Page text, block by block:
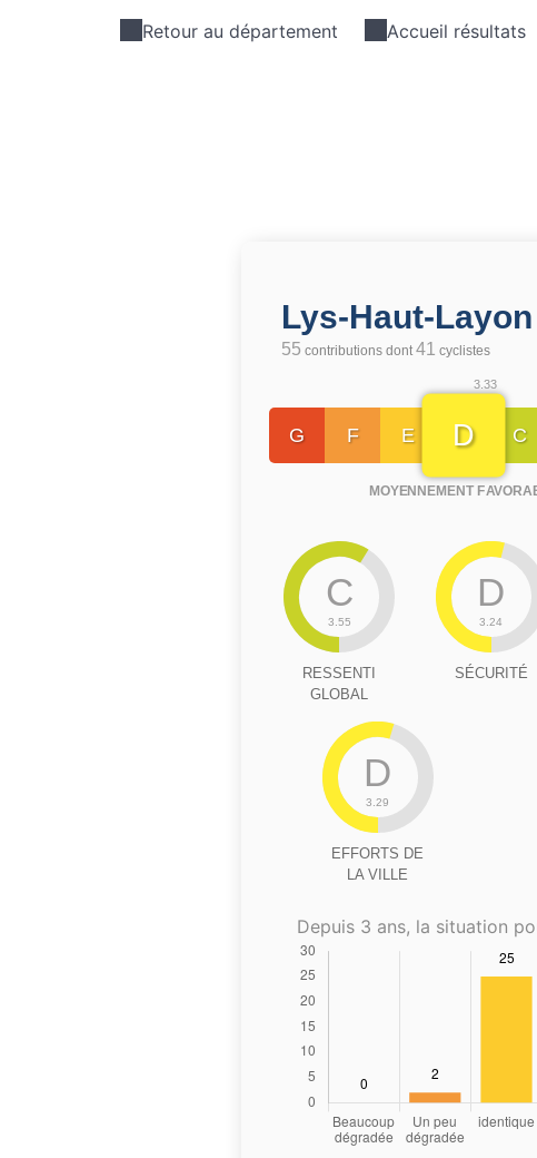
Retour au département Accueil résultats
Lys-Haut-Layon
55 contributions dont41 cyclistes
G F E
3.33
D
MOYENNEMENT
C
C
3.55
RESSENTI
GLOBAL
D
3.24
SÉCURITÉ
D
3.29
EFFORTS DE
LA VILLE
Depuis 3 ans, la situation